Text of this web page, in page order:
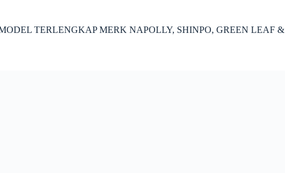
TERLENGKAP MERK NAPOLLY, SHINPO, GREEN LEAF &